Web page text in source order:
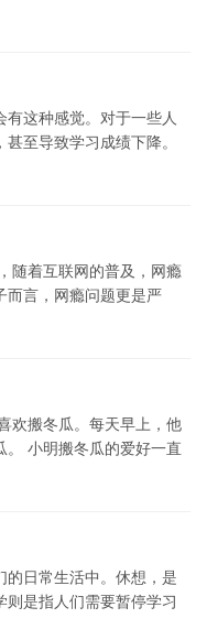
这种感觉。对于一些人
至导致学习成绩下降。
随着互联网的普及，网瘾
而言，网瘾问题更是严
欢搬冬瓜。每天早上，他
。 小明搬冬瓜的爱好一直
的日常生活中。休想，是
是指人们需要暂停学习